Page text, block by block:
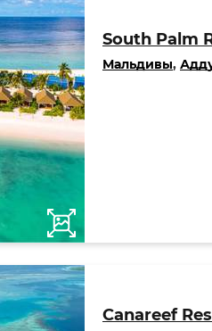
South Palm
Мальдивы,
Canareef